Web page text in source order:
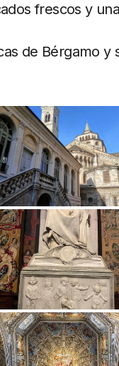
frescos y
de Bérgamo y